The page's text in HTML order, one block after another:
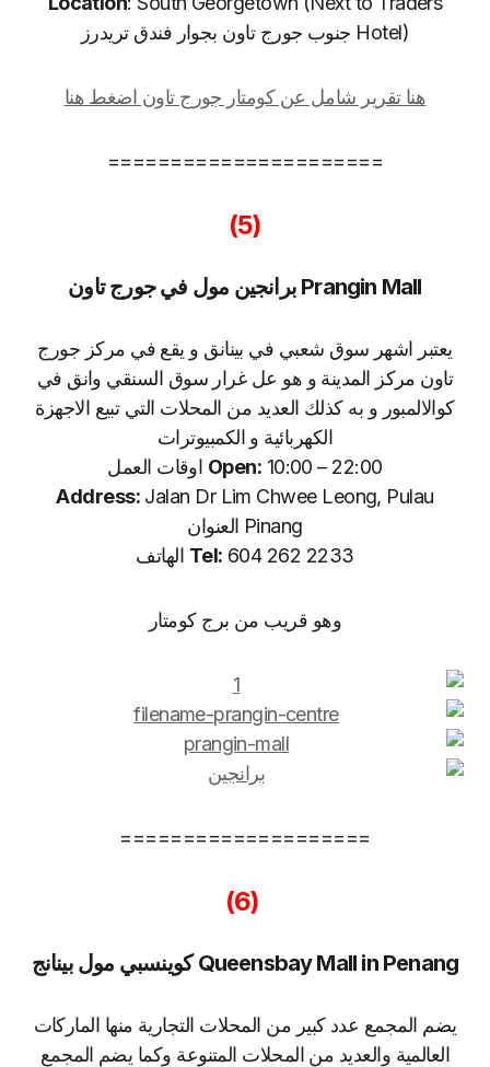
Hotel) جنوب جورج تاون بجوار فندق تريدرز
هنا تقرير شامل عن كومتار جورج تاون اضغط هنا
======================
(5)
Prangin Mall برانجين مول في جورج تاون
يعتبر اشهر سوق شعبي في بينانق و يقع في مركز جورج
تاون مركز المدينة و هو عل غرار سوق السنقي وانق في
كوالالمبور و به كذلك العديد من المحلات التي تبيع الاجهزة
الكهربائية و الكمبيوترات
Open: 10:00 – 22:00 اوقات العمل
Address:Jalan Dr Lim Chwee Leong, Pulau
Pinang العنوان
Tel: 604 262 2233 الهاتف
وهو قريب من برج كومتار
====================
(6)
Queensbay Mall in Penang كوينسبي مول بينانج
يضم المجمع عدد كبير من المحلات التجارية منها الماركات
العالمية والعديد من المحلات المتنوعة وكما يضم المجمع